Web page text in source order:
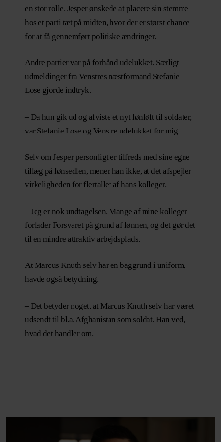
en stor rolle. Jesper ønskede at placere sin stemme
hos et parti tæt på midten, hvor der er størst chance
for at få gennemført politiske ændringer.
Andre partier var på forhånd udelukket. Særligt
udmeldinger fra Venstres næstformand Stefanie
Lose gjorde indtryk.
– Da hun gik ud og afviste et nyt lønløft til soldater,
var Stefanie Lose og Venstre udelukket for mig.
Selv om Jesper personligt er tilfreds med sine egne
tillæg på lønsedlen, mener han ikke, at det afspejler
virkeligheden for flertallet af hans kolleger.
– Jeg er nok undtagelsen. Mange af mine kolleger
forlader Forsvaret på grund af lønnen, og det gør det
til en mindre attraktiv arbejdsplads.
At Marcus Knuth selv har en baggrund i uniform,
havde også betydning.
– Det betyder noget, at Marcus Knuth selv har været
udsendt til bl.a. Afghanistan som soldat. Han ved,
hvad det handler om.